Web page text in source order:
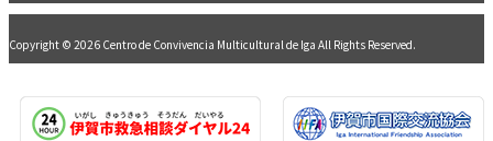
Copyright © 2026 Centro de Convivencia Multicultural de Iga All Rights Reserved.